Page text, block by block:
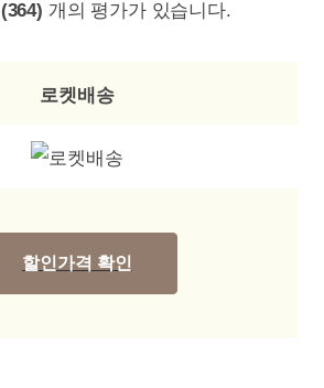
(364) 개의 평가가 있습니다.
로켓배송
할인가격 확인